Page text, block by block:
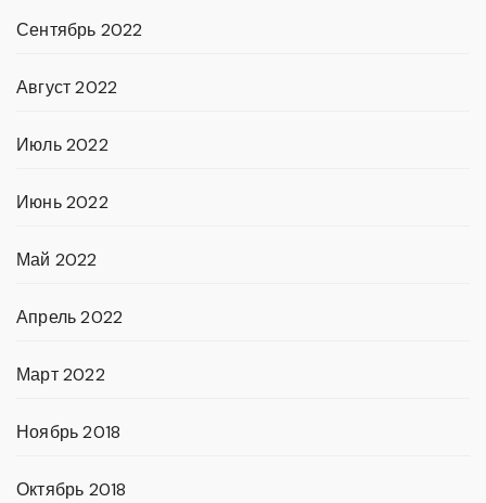
Сентябрь 2022
Август 2022
Июль 2022
Июнь 2022
Май 2022
Апрель 2022
Март 2022
Ноябрь 2018
Октябрь 2018